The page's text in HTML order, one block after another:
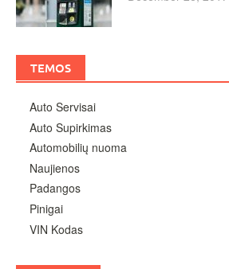
TEMOS
Auto Servisai
Auto Supirkimas
Automobilių nuoma
Naujienos
Padangos
Pinigai
VIN Kodas